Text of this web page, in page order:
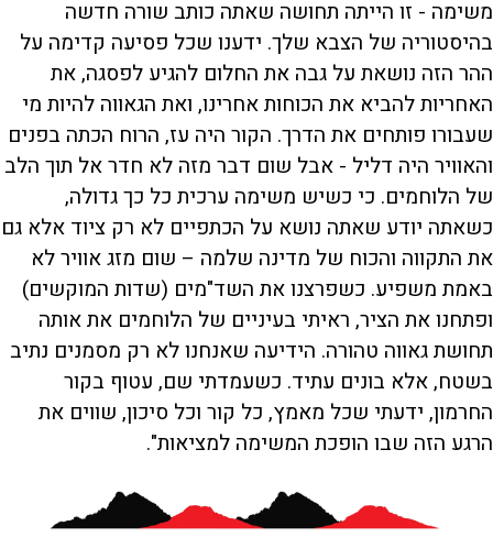
משימה - זו הייתה תחושה שאתה כותב שורה חדשה
בהיסטוריה של הצבא שלך. ידענו שכל פסיעה קדימה על
ההר הזה נושאת על גבה את החלום להגיע לפסגה, את
האחריות להביא את הכוחות אחרינו, ואת הגאווה להיות מי
שעבורו פותחים את הדרך. הקור היה עז, הרוח הכתה בפנים
והאוויר היה דליל - אבל שום דבר מזה לא חדר אל תוך הלב
של הלוחמים. כי כשיש משימה ערכית כל כך גדולה,
כשאתה יודע שאתה נושא על הכתפיים לא רק ציוד אלא גם
את התקווה והכוח של מדינה שלמה – שום מזג אוויר לא
באמת משפיע. כשפרצנו את השד"מים (שדות המוקשים)
ופתחנו את הציר, ראיתי בעיניים של הלוחמים את אותה
תחושת גאווה טהורה. הידיעה שאנחנו לא רק מסמנים נתיב
בשטח, אלא בונים עתיד. כשעמדתי שם, עטוף בקור
החרמון, ידעתי שכל מאמץ, כל קור וכל סיכון, שווים את
הרגע הזה שבו הופכת המשימה למציאות".